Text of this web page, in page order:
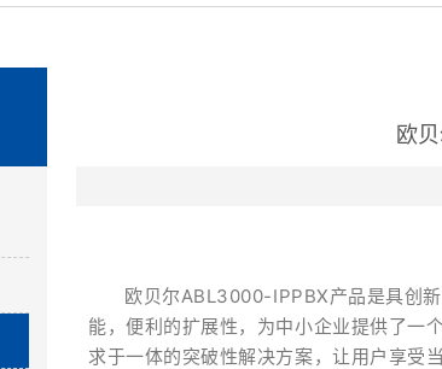
欧
欧贝尔ABL3000-IPPBX产品是具创
能，便利的扩展性，为中小企业提供了一
求于一体的突破性解决方案，让用户享受